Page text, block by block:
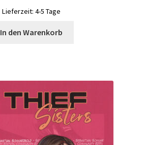
Lieferzeit: 4-5 Tage
In den Warenkorb